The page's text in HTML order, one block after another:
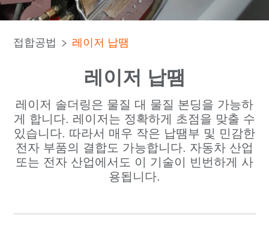
접합공법 레이저 납땜
레이저 납땜
레이저 솔더링은 물질 대 물질 본딩을 가능하
게 합니다. 레이저는 정확하게 초점을 맞출 수
있습니다. 따라서 매우 작은 납땜부 및 민감한
전자 부품의 결합도 가능합니다. 자동차 산업
또는 전자 산업에서도 이 기술이 빈번하게 사
용됩니다.